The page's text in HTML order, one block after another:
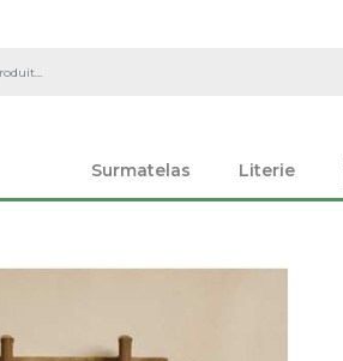
Surmatelas Literie